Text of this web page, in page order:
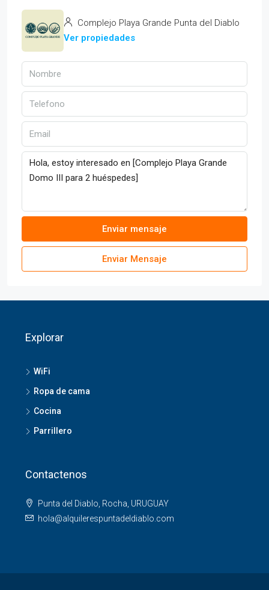
Complejo Playa Grande Punta del Diablo
Ver propiedades
Enviar mensaje
Enviar Mensaje
Explorar
WiFi
Ropa de cama
Cocina
Parrillero
Contactenos
Punta del Diablo, Rocha, URUGUAY
hola@alquilerespuntadeldiablo.com